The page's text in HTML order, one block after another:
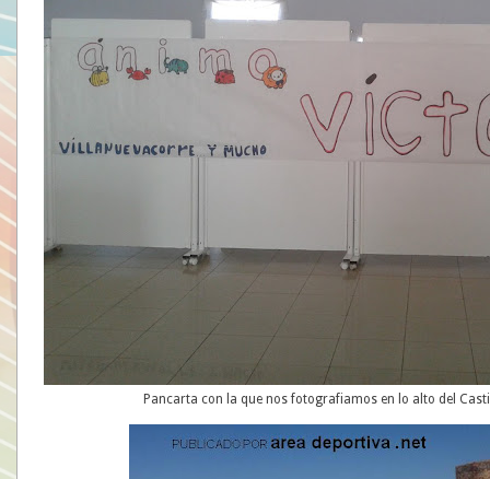
Pancarta con la que nos fotografiamos en lo alto del